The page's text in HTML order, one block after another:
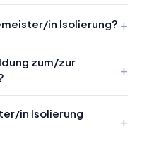
in Isolierung?
zum/zur
in Isolierung